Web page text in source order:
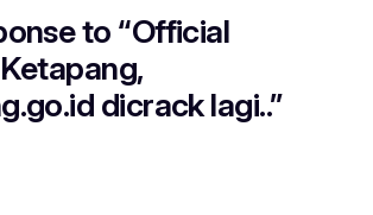
to “Official
dicrack lagi..”